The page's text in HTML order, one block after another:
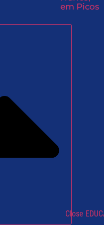
em Picos
Close